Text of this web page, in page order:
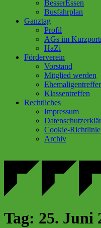
BesserEssen
Busfahrplan
Ganztag
Profil
AGs im
HaZi
Förderverein
Vorstand
Mitglied werden
Klassentreffen
Rechtliches
Impressum
Cookie-Richtlinie
Archiv
Friedrich-Schiller-Gymnasium
Ganztagsgymnasium in
Tag: 25. Juni